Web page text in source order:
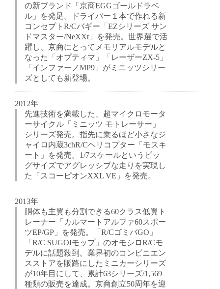
の新ブランド「京商EGGゴールドラベ
ル」を発足。ドライバー１本で作れる新
コンセプトR/Cバギー「EZシリーズ サン
ドマスター/NeXXt」を発売。世界選で活
躍し、京商にとってメモリアルモデルと
なった「オプティマ」「レーザーZX-5」
「インファーノMP9」がミニッツシリー
ズとしても新登場。
2012年
先進技術を満載した、超マイクロモータ
ーサイクル「ミニッツ モトレーサー」
シリーズ発売。指先に乗るほど小さなジ
ャイロ内蔵3chR/Cヘリコプター「モスキ
ート」を発売。1/7スケールというビッ
グサイズでアグレッシブな走りを実現し
た「スコーピオンXXL VE」を発売。
2013年
胴体も主翼も分割できる60クラス低翼ト
レーナー「カルマートアルファ60スポー
ツEP/GP」を発売。「R/CゴミバGO」
「R/C SUGOIモップ」のオモシロR/Cモ
デルに話題殺到。業界初のコンビニエン
スストアを販路にしたミニカーシリーズ
が10年目にして、累計63シリーズ/1,569
種類の販売を達成。京商創立50周年を迎